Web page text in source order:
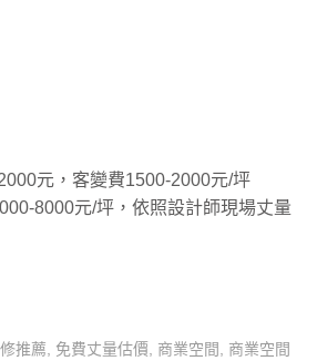
元，客變費1500-2000元/坪
8000元/坪，依照設計師現場丈量
推薦, 免費丈量估價, 商業空間, 商業空間